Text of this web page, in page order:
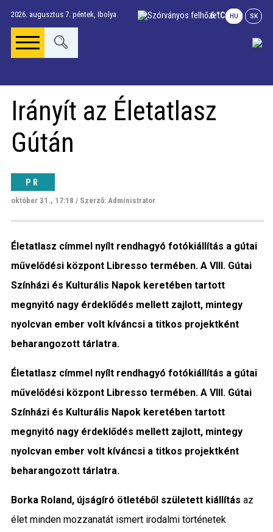
Gúta Anno
Napi menü
Közigazgatás
Kultúra
Gyereksarok
Városunkról
PR
2026. augusztus 7. péntek, Ibolya 6 °C HU SK
Irányít az Életatlasz
Gútán
PR
október 31., 17:18 / Szerző: Administrator
Életatlasz címmel nyílt rendhagyó fotókiállítás a gútai
művelődési központ Libresso termében. A VIII. Gútai
Színházi és Kulturális Napok keretében tartott
megnyitó nagy érdeklődés mellett zajlott, mintegy
nyolcvan ember volt kíváncsi a titkos projektként
beharangozott tárlatra.
Életatlasz címmel nyílt rendhagyó fotókiállítás a gútai
művelődési központ Libresso termében. A VIII. Gútai
Színházi és Kulturális Napok keretében tartott
megnyitó nagy érdeklődés mellett zajlott, mintegy
nyolcvan ember volt kíváncsi a titkos projektként
beharangozott tárlatra.
Borka Roland, újságíró ötletéből született kiállítás az
élet minden mozzanatát ismert irodalmi történetek